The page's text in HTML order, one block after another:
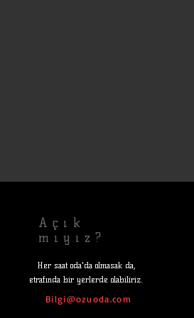
Açık
mıyız?
Her saat oda'da olmasak da,
etrafında bir yerlerde olabiliriz.
Bilgi@ozuoda.com